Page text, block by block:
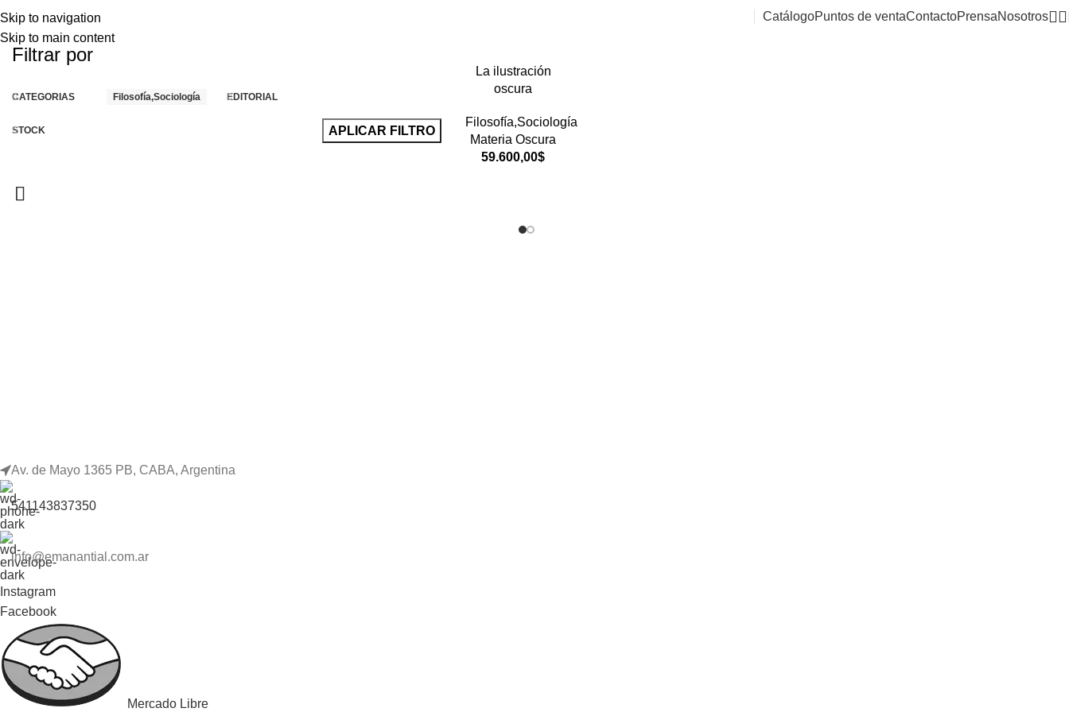
Skip to navigation
Skip to main content
CatálogoPuntos de ventaContactoPrensaNosotros
Filtrar por
CATEGORIAS Filosofía,Sociología EDITORIAL
STOCK APLICAR FILTRO
La ilustración
oscura
Filosofía,Sociología
Materia Oscura
59.600,00$
Av. de Mayo 1365 PB, CABA, Argentina
541143837350
info@emanantial.com.ar
Instagram
Facebook
Mercado Libre